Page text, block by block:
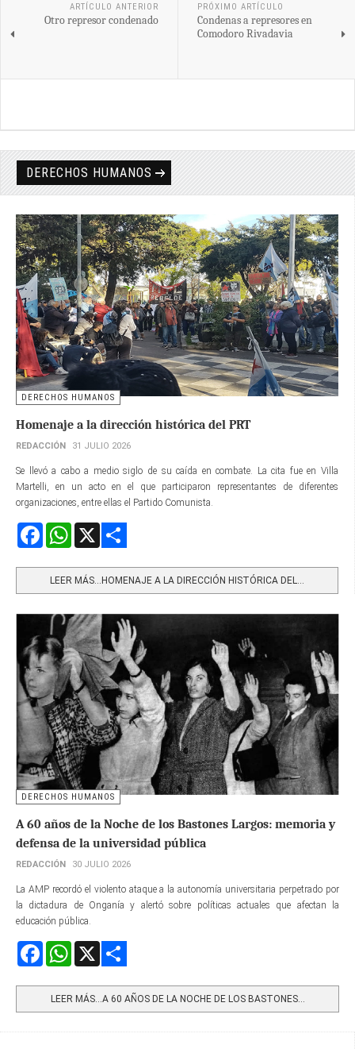
ARTÍCULO ANTERIOR
Otro represor condenado
PRÓXIMO ARTÍCULO
Condenas a represores en
Comodoro Rivadavia
DERECHOS HUMANOS
DERECHOS HUMANOS
Homenaje a la dirección histórica del PRT
REDACCIÓN 31 JULIO 2026
Se llevó a cabo a medio siglo de su caída en combate. La cita fue en Villa
Martelli, en un acto en el que participaron representantes de diferentes
organizaciones, entre ellas el Partido Comunista.
FacebookWhatsApp
LEER MÁS…HOMENAJE A LA DIRECCIÓN HISTÓRICA DEL...
DERECHOS HUMANOS
A 60 años de la Noche de los Bastones Largos: memoria y
defensa de la universidad pública
REDACCIÓN 30 JULIO 2026
La AMP recordó el violento ataque a la autonomía universitaria perpetrado por
la dictadura de Onganía y alertó sobre políticas actuales que afectan la
educación pública.
FacebookWhatsApp
LEER MÁS…A 60 AÑOS DE LA NOCHE DE LOS BASTONES...